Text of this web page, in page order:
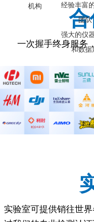
机构
经验丰富
团队
强大的仪
和数据
一次握手终身服务
实验室可提供销往世